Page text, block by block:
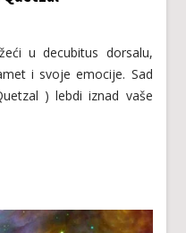
u decubitus dorsalu,
i svoje emocije. Sad
) lebdi iznad vaše